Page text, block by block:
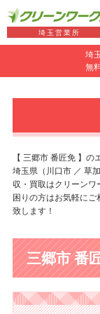
埼
無
埼玉営業所
【 三郷市 番匠免 】の
埼玉県（川口市 ／ 草
収・買取はクリーンワ
困りの方はお気軽に
致します！
三郷市 番